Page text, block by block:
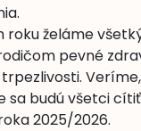
roku želáme
pevné
sa budú všetci
2025/2026.